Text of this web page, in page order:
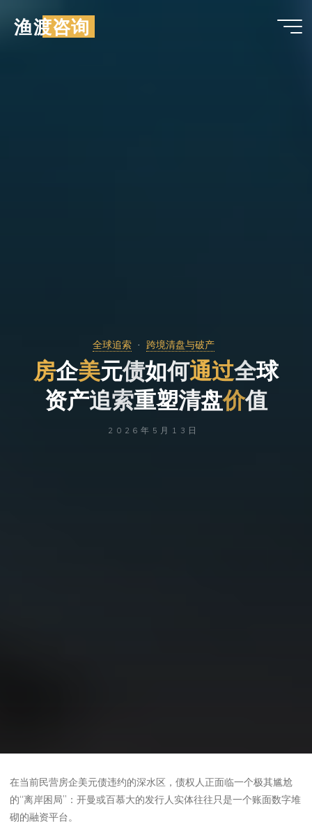
渔渡咨询
全球追索 跨境清盘与破产
房企美元
元 债如
如 何通过全
全 球
资产 产
追索重塑清盘价值
2026年5月13日
在当前民营房企美元债违约的深水区，债权人正面临一个极其尴尬
的“离岸困局”：开曼或百慕大的发行人实体往往只是一个账面数字堆
砌的融资平台。